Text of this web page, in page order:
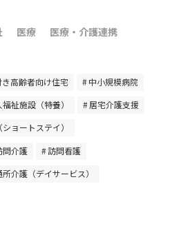
医療 医療・介護連携
高齢者向け住宅
中小規模病院
祉施設（特養）
居宅介護支援
ョートステイ）
問介護
訪問看護
所介護（デイサービス）